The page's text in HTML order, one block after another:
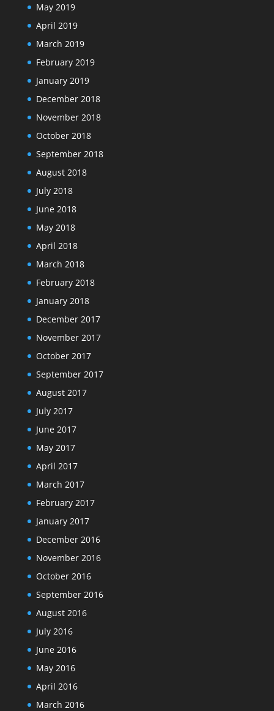
May 2019
April 2019
March 2019
February 2019
January 2019
December 2018
November 2018
October 2018
September 2018
August 2018
July 2018
June 2018
May 2018
April 2018
March 2018
February 2018
January 2018
December 2017
November 2017
October 2017
September 2017
August 2017
July 2017
June 2017
May 2017
April 2017
March 2017
February 2017
January 2017
December 2016
November 2016
October 2016
September 2016
August 2016
July 2016
June 2016
May 2016
April 2016
March 2016